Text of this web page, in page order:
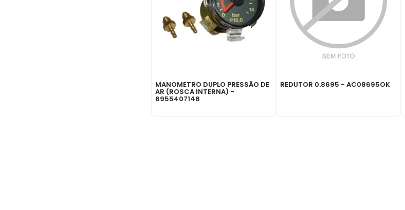
MANOMETRO DUPLO PRESSÃO DE
AR (ROSCA INTERNA) -
6955407148
REDUTOR 0.8695 - AC08695OK